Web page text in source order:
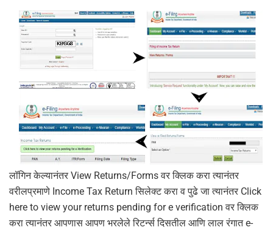
लॉगिन केल्यानंतर View Returns/Forms वर क्लिक करा त्यानंतर
वरीलप्रमाणे Income Tax Return सिलेक्ट करा व पुढे जा त्यानंतर Click
here to view your returns pending for e verification वर क्लिक
करा त्यानंतर आपणास आपण भरलेले रिटर्न्स दिसतील आणि लाल रंगात e-